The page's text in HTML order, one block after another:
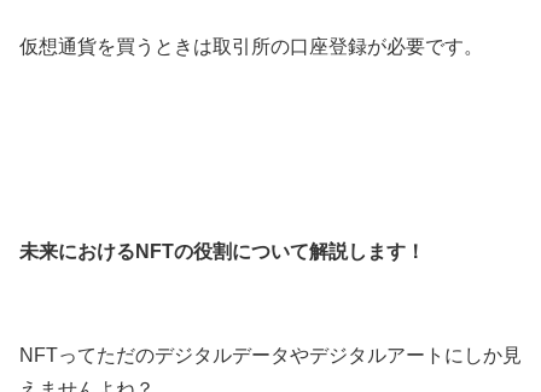
仮想通貨を買うときは取引所の口座登録が必要です。
未来におけるNFTの役割について解説します！
NFTってただのデジタルデータやデジタルアートにしか見